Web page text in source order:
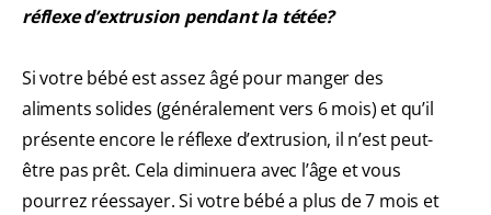
réflexe d’extrusion pendant la tétée?
Si votre bébé est assez âgé pour manger des
aliments solides (généralement vers 6 mois) et qu’il
présente encore le réflexe d’extrusion, il n’est peut-
être pas prêt. Cela diminuera avec l’âge et vous
pourrez réessayer. Si votre bébé a plus de 7 mois et